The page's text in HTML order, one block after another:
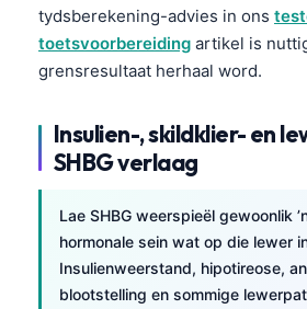
tydsberekening-advies in ons
toetsvoorbereiding artikel is
grensresultaat herhaal word.
Insulien-, skildklier- en
SHBG verlaag
Lae SHBG weerspieël gewoonlik
hormonale sein wat op die lewer
Insulienweerstand, hipotireose,
blootstelling en sommige